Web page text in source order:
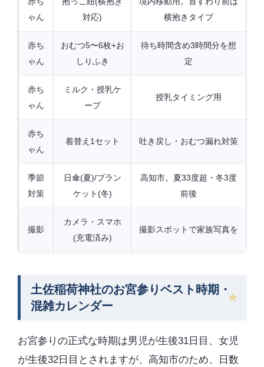
ゃん
対応)
横抱きタイプ
赤ち
ゃん
おむつ5〜6枚+お
しりふき
待ち時間含め3時間分を想
定
赤ち
ゃん
ミルク・授乳ケ
ープ
授乳タイミング用
赤ち
ゃん
着替え1セット 吐き戻し・おむつ漏れ対策
季節
対策
日傘(夏)/ブラン
ケット(冬)
高知市。夏33度超・冬3度
前後
撮影
カメラ・スマホ
(充電済み)
撮影スポットで家族写真を
土佐稲荷神社のお宮参りベスト時期・
混雑カレンダー
お宮参りの正式な時期は男児が生後31日目、女児
が生後32日目とされますが、高知市のため、日数